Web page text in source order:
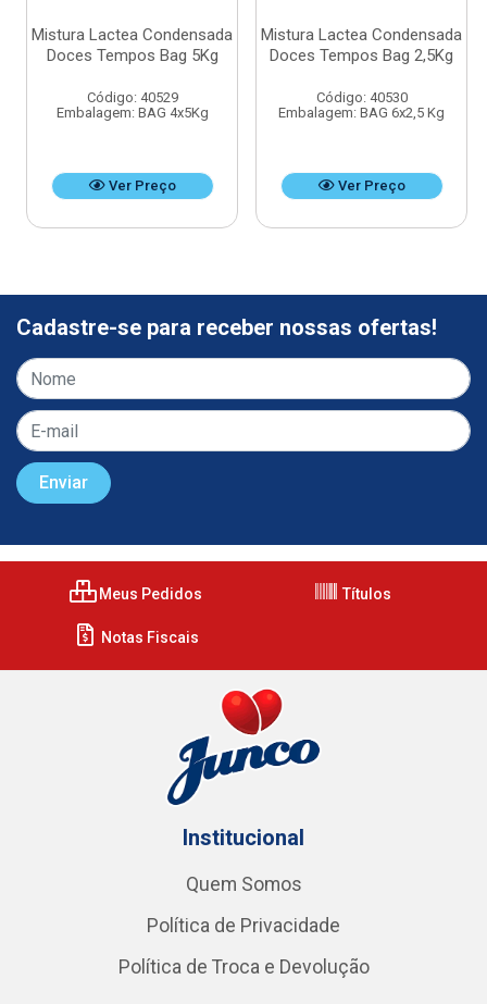
Mistura Lactea Condensada
Doces Tempos Bag 5Kg
Código: 40529
Embalagem: BAG 4x5Kg
Ver Preço
Mistura Lactea Condensada
Doces Tempos Bag 2,5Kg
Código: 40530
Embalagem: BAG 6x2,5 Kg
Ver Preço
Cadastre-se para receber nossas ofertas!
Meus Pedidos Títulos
Notas Fiscais
Institucional
Quem Somos
Política de Privacidade
Política de Troca e Devolução